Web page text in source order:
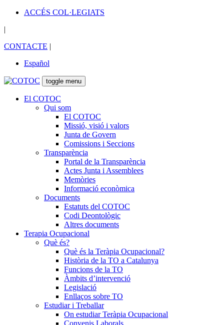
ACCÉS COL·LEGIATS
|
CONTACTE |
Español
toggle menu
El COTOC
Qui som
El COTOC
Missió, visió i valors
Junta de Govern
Comissions i Seccions
Transparència
Portal de la Transparència
Actes Junta i Assemblees
Memòries
Informació econòmica
Documents
Estatuts del COTOC
Codi Deontològic
Altres documents
Terapia Ocupacional
Què és?
Què és la Teràpia Ocupacional?
Història de la TO a Catalunya
Funcions de la TO
Àmbits d’intervenció
Legislació
Enllaços sobre TO
Estudiar i Treballar
On estudiar Teràpia Ocupacional
Convenis Laborals